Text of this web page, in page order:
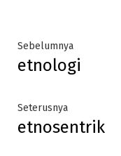
Post
navigation
SebelumnyaPrevious
post:
etnologi
SeterusnyaNext
post:
etnosentrik